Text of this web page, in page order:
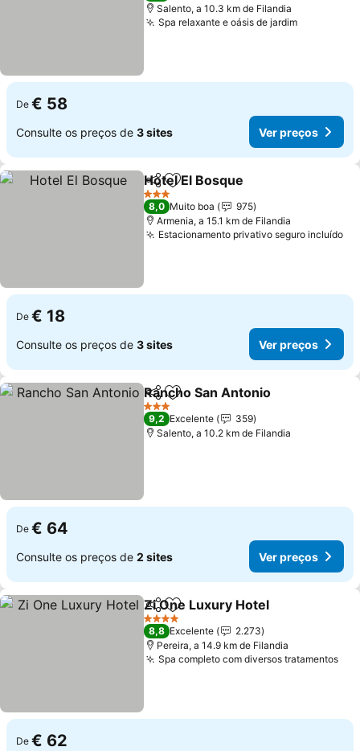
Salento, a 10.3 km de Filandia
Spa relaxante e oásis de jardim
De € 58
Consulte os preços de 3 sites Ver preços
PartilharAdicionar aos favoritos
Hotel El Bosque
3 Estrelas
8,0 Muito boa
975
Armenia, a 15.1 km de Filandia
Estacionamento privativo seguro incluído
De € 18
Consulte os preços de 3 sites Ver preços
PartilharAdicionar aos favoritos
Rancho San Antonio
3 Estrelas
9,2 Excelente
359
Salento, a 10.2 km de Filandia
De € 64
Consulte os preços de 2 sites Ver preços
PartilharAdicionar aos favoritos
Zi One Luxury Hotel
4 Estrelas
8,8 Excelente
2.273
Pereira, a 14.9 km de Filandia
Spa completo com diversos tratamentos
De € 62